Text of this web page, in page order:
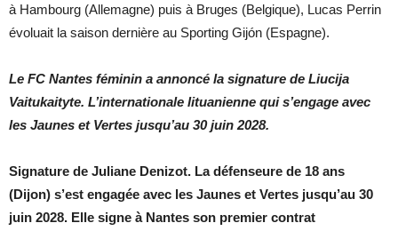
à Hambourg (Allemagne) puis à Bruges (Belgique), Lucas Perrin
évoluait la saison dernière au Sporting Gijón (Espagne).
Le FC Nantes féminin a annoncé la signature de Liucija
Vaitukaityte. L’internationale lituanienne qui s’engage avec
les Jaunes et Vertes jusqu’au 30 juin 2028.
Signature de Juliane Denizot. La défenseure de 18 ans
(Dijon) s’est engagée avec les Jaunes et Vertes jusqu’au 30
juin 2028. Elle signe à Nantes son premier contrat